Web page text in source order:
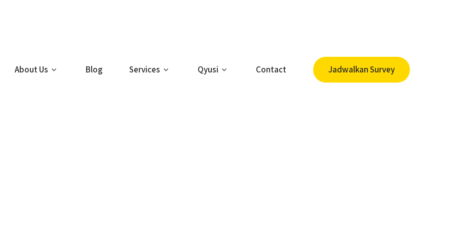
About Us Blog Services Qyusi Contact Jadwalkan Survey